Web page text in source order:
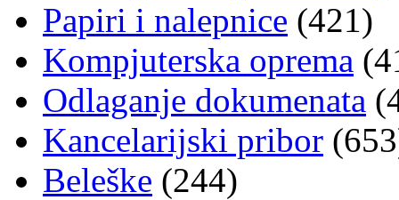
Papiri i nalepnice (421)
Kompjuterska oprema
Odlaganje dokumenata
Kancelarijski pribor
Beleške (244)